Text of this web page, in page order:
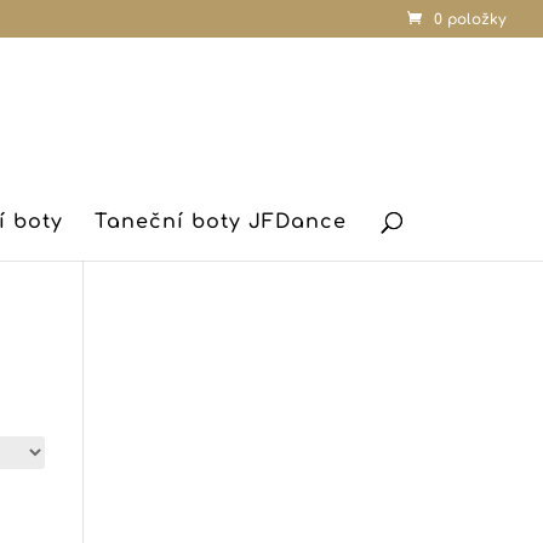
0 položky
boty Taneční boty JFDance